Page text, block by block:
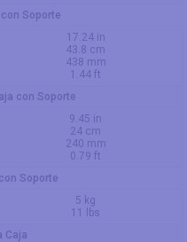
Soporte
17.24 in
43.8 cm
438 mm
1.44 ft
con Soporte
9.45 in
24 cm
240 mm
0.79 ft
Soporte
5 kg
11 lbs
Caja